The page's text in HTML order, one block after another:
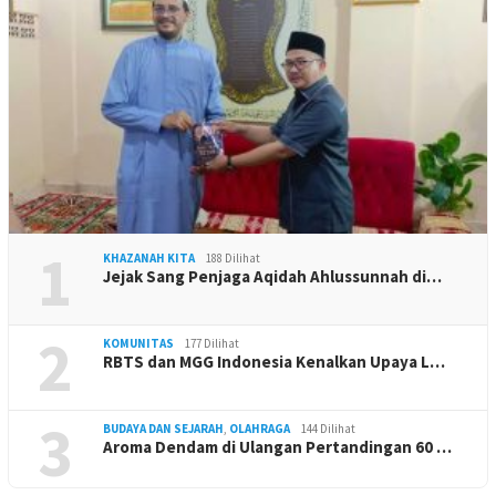
1 KHAZANAH KITA 188 Dilihat
Jejak Sang Penjaga Aqidah Ahlussunnah di…
2 KOMUNITAS 177 Dilihat
RBTS dan MGG Indonesia Kenalkan Upaya L…
3 BUDAYA DAN SEJARAH OLAHRAGA 144 Dilihat
Aroma Dendam di Ulangan Pertandingan 60 …